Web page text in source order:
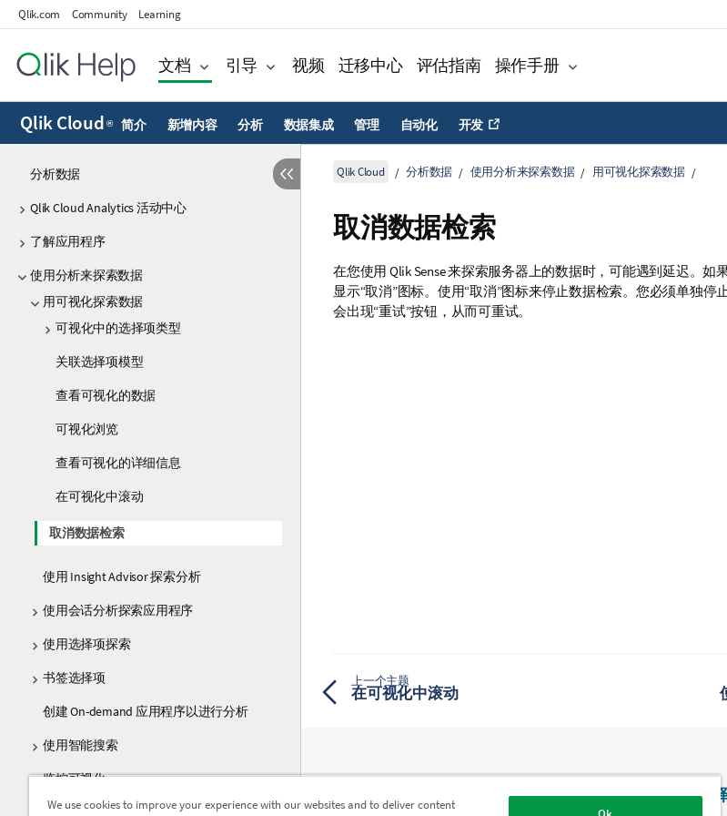
Qlik.com Community Learning
文档 引导 视频 迁移中心 评估指南 操作手册
Qlik Cloud ® 简介 新增内容 分析 数据集成 管理 自动化 开发
分析数据
Qlik Cloud Analytics 活动中心
了解应用程序
使用分析来探索数据
用可视化探索数据
可视化中的选择项类型
关联选择项模型
查看可视化的数据
可视化浏览
查看可视化的详细信息
在可视化中滚动
取消数据检索
使用 Insight Advisor 探索分析
使用会话分析探索应用程序
使用选择项探索
书签选择项
创建 On-demand 应用程序以进行分析
使用智能搜索
监控可视化
通过警报监视数据
Qlik Cloud 分析数据 使用分析来探索数据 用可视化探索数据
取消数据检索
在您使用 Qlik Sense 来探索服务器上的数据时，可能遇到延迟。如
显示“取消”图标。使用“取消”图标来停止数据检索。您必须单独停
会出现“重试”按钮，从而可重试。
上一个主题
在可视化中滚动
产品
为什么选
We use cookies to improve your experience with our websites and to deliver content